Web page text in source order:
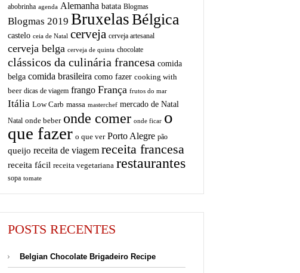
abobrinha agenda Alemanha batata Blogmas
Blogmas 2019 BruxelasBélgica
castelo ceia de Natal cerveja cerveja artesanal
cerveja belga cerveja de quinta chocolate
clássicos da culinária francesa comida
belga comida brasileira como fazer cooking with
beer dicas de viagem frango França frutos do mar
Itália Low Carb massa masterchef mercado de Natal
Natal onde beber onde comer onde ficar o
que fazer o que ver Porto Alegre pão
queijo receita de viagem receita francesa
receita fácil receita vegetariana restaurantes
sopa tomate
POSTS RECENTES
Belgian Chocolate Brigadeiro Recipe